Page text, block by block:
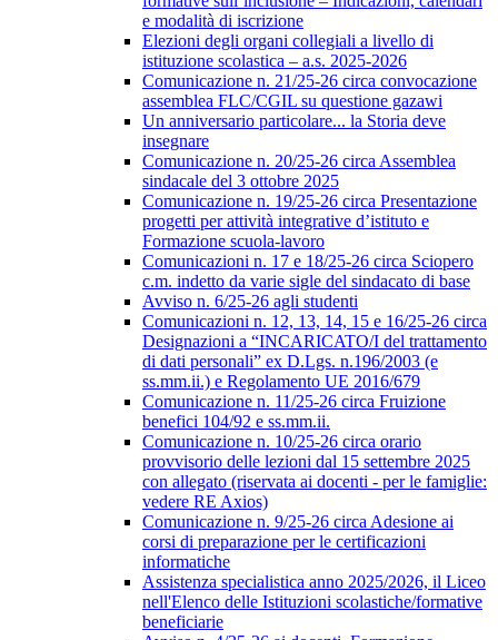
e modalità di iscrizione
Elezioni degli organi collegiali a livello di
istituzione scolastica – a.s. 2025-2026
Comunicazione n. 21/25-26 circa convocazione
assemblea FLC/CGIL su questione gazawi
Un anniversario particolare... la Storia deve
insegnare
Comunicazione n. 20/25-26 circa Assemblea
sindacale del 3 ottobre 2025
Comunicazione n. 19/25-26 circa Presentazione
progetti per attività integrative d’istituto e
Formazione scuola-lavoro
Comunicazioni n. 17 e 18/25-26 circa Sciopero
c.m. indetto da varie sigle del sindacato di base
Avviso n. 6/25-26 agli studenti
Comunicazioni n. 12, 13, 14, 15 e 16/25-26 circa
Designazioni a “INCARICATO/I del trattamento
di dati personali” ex D.Lgs. n.196/2003 (e
ss.mm.ii.) e Regolamento UE 2016/679
Comunicazione n. 11/25-26 circa Fruizione
benefici 104/92 e ss.mm.ii.
Comunicazione n. 10/25-26 circa orario
provvisorio delle lezioni dal 15 settembre 2025
con allegato (riservata ai docenti - per le famiglie:
vedere RE Axios)
Comunicazione n. 9/25-26 circa Adesione ai
corsi di preparazione per le certificazioni
informatiche
Assistenza specialistica anno 2025/2026, il Liceo
nell'Elenco delle Istituzioni scolastiche/formative
beneficiarie